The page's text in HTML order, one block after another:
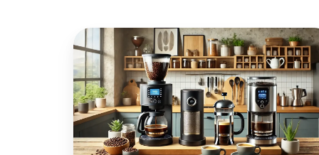
Kaffee
im
Coworking
Space:
Filter,
French